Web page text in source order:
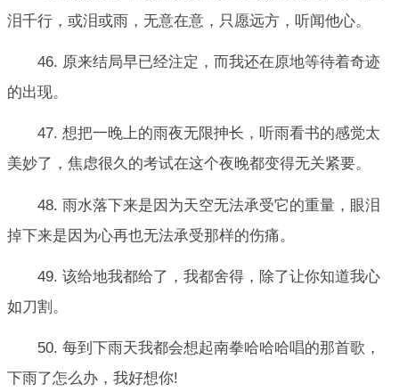
泪千行，或泪或雨，无意在意，只愿远方，听闻他心。
46. 原来结局早已经注定，而我还在原地等待着奇迹
的出现。
47. 想把一晚上的雨夜无限抻长，听雨看书的感觉太
美妙了，焦虑很久的考试在这个夜晚都变得无关紧要。
48. 雨水落下来是因为天空无法承受它的重量，眼泪
掉下来是因为心再也无法承受那样的伤痛。
49. 该给地我都给了，我都舍得，除了让你知道我心
如刀割。
50. 每到下雨天我都会想起南拳哈哈哈唱的那首歌，
下雨了怎么办，我好想你!